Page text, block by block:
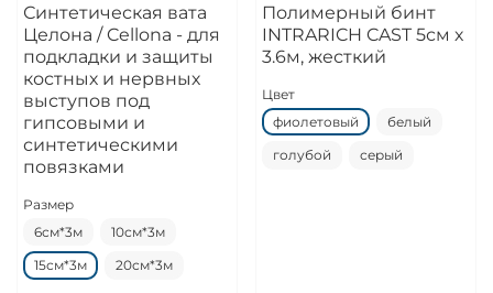
Синтетическая вата
Целона / Cellona - для
подкладки и защиты
костных и нервных
выступов под
гипсовыми и
синтетическими
повязками
Размер
6см*3м
10см*3м
15см*3м 20см*3м
Полимерный бинт
INTRARICH CAST 5см х
3.6м, жесткий
Цвет
фиолетовый
белый
голубой серый